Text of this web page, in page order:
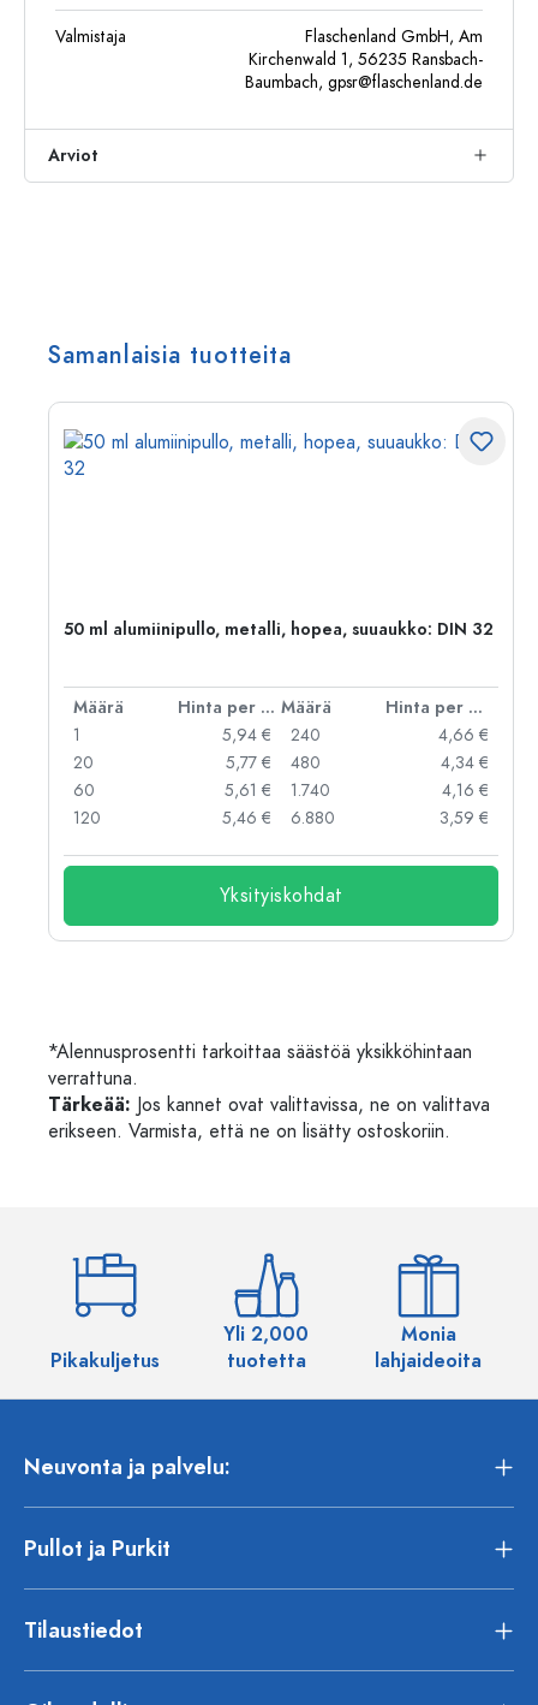
Valmistaja
Flaschenland GmbH, Am
Kirchenwald 1, 56235 Ransbach-
Baumbach, gpsr@flaschenland.de
Arviot
Samanlaisia tuotteita
50 ml alumiinipullo, metalli, hopea, suuaukko: DIN 32
Määrä Hinta per kpl Määrä
Hinta per kpl
1
5,94 €
20
5,77 €
60
5,61 €
120
5,46 €
240
4,66 €
480
4,34 €
1.740
4,16 €
6.880
3,59 €
Yksityiskohdat
*Alennusprosentti tarkoittaa säästöä yksikköhintaan
verrattuna.
Tärkeää: Jos kannet ovat valittavissa, ne on valittava
erikseen. Varmista, että ne on lisätty ostoskoriin.
Pikakuljetus
Yli 2,000
tuotetta
Monia
lahjaideoita
Neuvonta ja palvelu:
Pullot ja Purkit
Tilaustiedot